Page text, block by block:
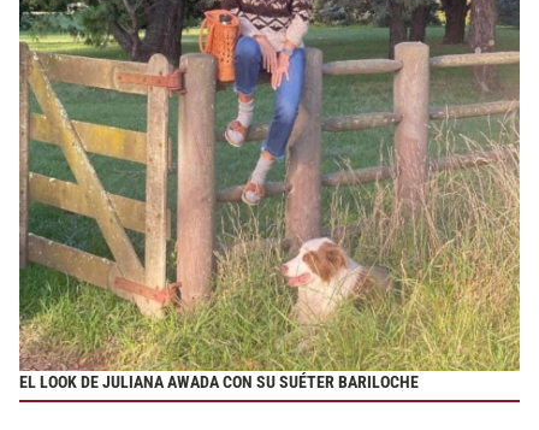
EL LOOK DE JULIANA AWADA CON SU SUÉTER BARILOCHE